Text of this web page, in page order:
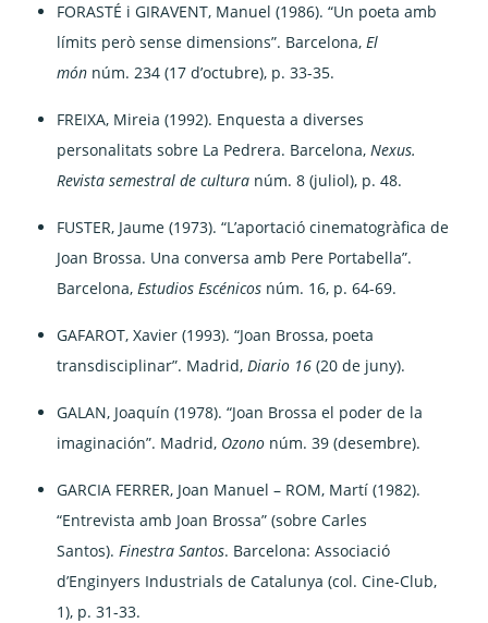
FORASTÉ i GIRAVENT, Manuel (1986). “Un poeta amb
límits però sense dimensions”. Barcelona,El
món núm. 234 (17 d’octubre), p. 33-35.
FREIXA, Mireia (1992). Enquesta a diverses
personalitats sobre La Pedrera. Barcelona,Nexus.
Revista semestral de cultura núm. 8 (juliol), p. 48.
FUSTER, Jaume (1973). “L’aportació cinematogràfica de
Joan Brossa. Una conversa amb Pere Portabella”.
Barcelona,Estudios Escénicos núm. 16, p. 64-69.
GAFAROT, Xavier (1993). “Joan Brossa, poeta
transdisciplinar”. Madrid,Diario 16 (20 de juny).
GALAN, Joaquín (1978). “Joan Brossa el poder de la
imaginación”. Madrid, Ozono núm. 39 (desembre).
GARCIA FERRER, Joan Manuel – ROM, Martí (1982).
“Entrevista amb Joan Brossa” (sobre Carles
Santos).Finestra Santos. Barcelona: Associació
d’Enginyers Industrials de Catalunya (col. Cine-Club,
1), p. 31-33.